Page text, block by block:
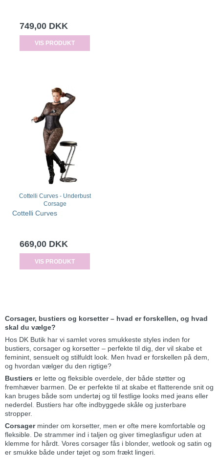
749,00 DKK
VIS PRODUKT
Cottelli Curves - Underbust
Corsage
Cottelli Curves
669,00 DKK
VIS PRODUKT
Corsager, bustiers og korsetter – hvad er forskellen, og hvad
skal du vælge?
Hos DK Butik har vi samlet vores smukkeste styles inden for
bustiers, corsager og korsetter – perfekte til dig, der vil skabe et
feminint, sensuelt og stilfuldt look. Men hvad er forskellen på dem,
og hvordan vælger du den rigtige?
Bustiers er lette og fleksible overdele, der både støtter og
fremhæver barmen. De er perfekte til at skabe et flatterende snit og
kan bruges både som undertøj og til festlige looks med jeans eller
nederdel. Bustiers har ofte indbyggede skåle og justerbare
stropper.
Corsagerminder om korsetter, men er ofte mere komfortable og
fleksible. De strammer ind i taljen og giver timeglasfigur uden at
klemme for hårdt. Vores corsager fås i blonder, wetlook og satin og
er smukke både under tøjet og som frækt lingeri.